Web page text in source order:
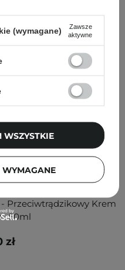
Przeciwtrądzikowy Krem
- 50ml
zł
(wymagane)
Zawsze
aktywne